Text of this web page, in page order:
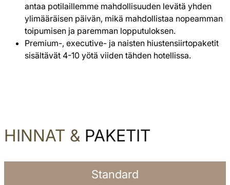
antaa potilaillemme mahdollisuuden levätä yhden
ylimääräisen päivän, mikä mahdollistaa nopeamman
toipumisen ja paremman lopputuloksen.
Premium-, executive- ja naisten hiustensiirtopaketit
sisältävät 4-10 yötä viiden tähden hotellissa.
HINNAT & PAKETIT
Standard